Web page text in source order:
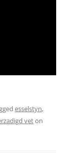
esselstyn,
veton